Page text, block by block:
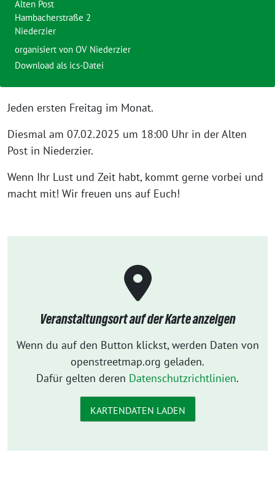
Jeden ersten Freitag im Monat.
Diesmal am 07.02.2025 um 18:00 Uhr in der Alten
Post in Niederzier.
Wenn Ihr Lust und Zeit habt, kommt gerne vorbei und
macht mit! Wir freuen uns auf Euch!
Alten Post
Hambacherstraße 2
Niederzier
organisiert von OV Niederzier
Download als ics-Datei
Veranstaltungsort auf der Karte anzeigen
Wenn du auf den Button klickst, werden Daten von
openstreetmap.org geladen.
Dafür gelten deren Datenschutzrichtlinien.
KARTENDATEN LADEN